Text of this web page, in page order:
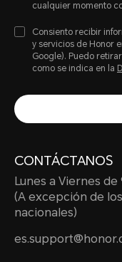
cualquier momento
Consiento recibir
y servicios de Honor
Google). Puedo
como se indica en la
CONTÁCTANOS
Lunes a Viernes de
(A excepción de
nacionales)